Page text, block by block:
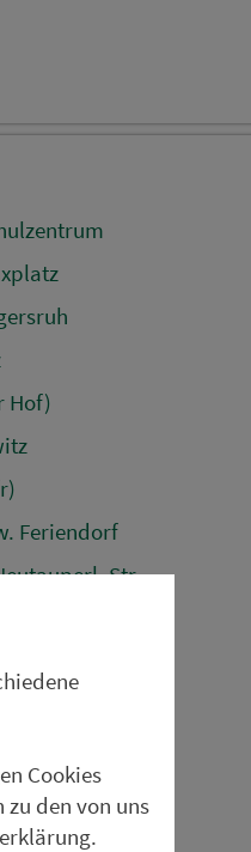
Hof)
Feriendorf
Str.
Rathaus
Cookies
den von uns